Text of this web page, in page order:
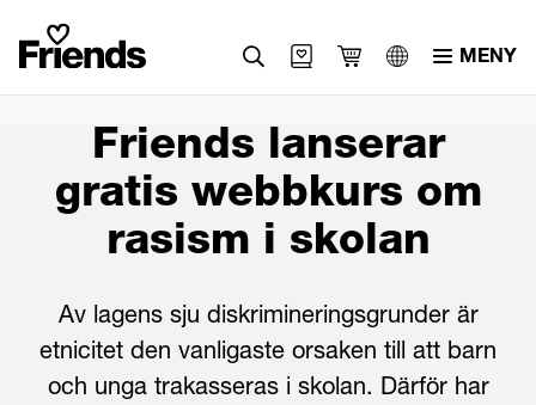
MENY
Friends lanserar
gratis webbkurs om
rasism i skolan
Av lagens sju diskrimineringsgrunder är
etnicitet den vanligaste orsaken till att barn
och unga trakasseras i skolan. Därför har